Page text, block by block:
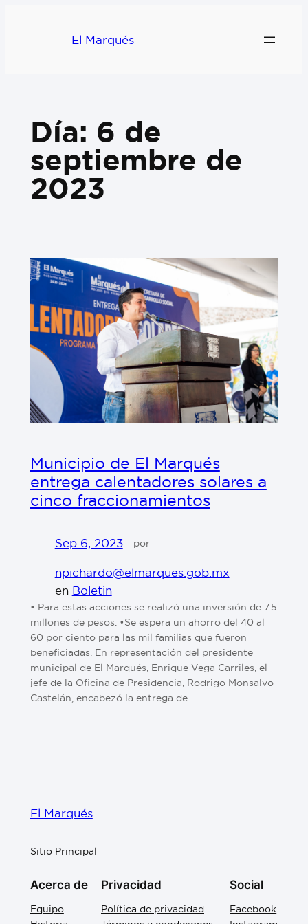
El Marqués
Día: 6 de
septiembre de
2023
Municipio de El Marqués
entrega calentadores solares a
cinco fraccionamientos
Sep 6, 2023—por
npichardo@elmarques.gob.mx
en Boletin
• Para estas acciones se realizó una inversión de 7.5
millones de pesos. •Se espera un ahorro del 40 al
60 por ciento para las mil familias que fueron
beneficiadas. En representación del presidente
municipal de El Marqués, Enrique Vega Carriles, el
jefe de la Oficina de Presidencia, Rodrigo Monsalvo
Castelán, encabezó la entrega de…
El Marqués
Sitio Principal
Acerca de
Equipo
Privacidad
Política de privacidad
Social
Facebook